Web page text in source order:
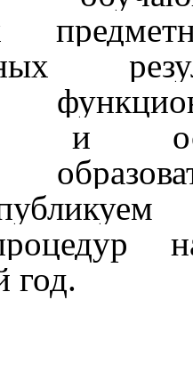
и
год.